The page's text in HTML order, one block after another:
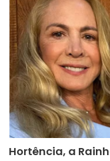
Hortência, a